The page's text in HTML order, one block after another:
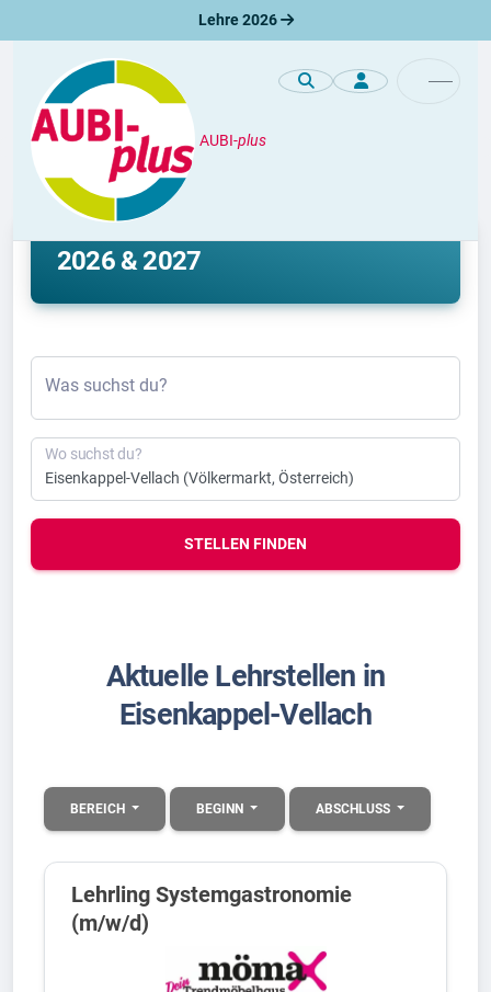
Lehre 2026
AUBI-plus
Lehre
Lehrstelle Eisenkappel-Vellach
2026 & 2027
Was suchst du?
Wo suchst du?
STELLEN FINDEN
Aktuelle Lehrstellen in
Eisenkappel-Vellach
BEREICH BEGINN ABSCHLUSS
Lehrling Systemgastronomie
(m/w/d)